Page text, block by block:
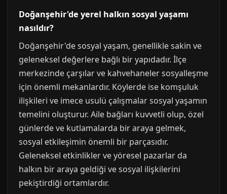
Doğanşehir'de yerel halkın sosyal yaşamı
nasıldır?
Doğanşehir'de sosyal yaşam, genellikle sakin ve
geleneksel değerlere bağlı bir yapıdadır. İlçe
merkezinde çarşılar ve kahvehaneler sosyalleşme
için önemli mekanlardır. Köylerde ise komşuluk
ilişkileri ve imece usulü çalışmalar sosyal yaşamın
temelini oluşturur. Aile bağları kuvvetli olup, özel
günlerde ve kutlamalarda bir araya gelmek,
sosyal etkileşimin önemli bir parçasıdır.
Geleneksel etkinlikler ve yöresel pazarlar da
halkın bir araya geldiği ve sosyal ilişkilerini
pekiştirdiği ortamlardır.